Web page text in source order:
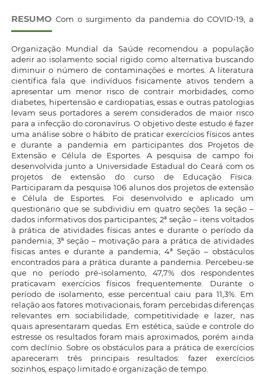
RESUMO Com o surgimento da pandemia do COVID-19, a
Organização Mundial da Saúde recomendou a população
aderir ao isolamento social rígido como alternativa buscando
diminuir o número de contaminações e mortes. A literatura
científica fala que indivíduos fisicamente ativos tendem a
apresentar um menor risco de contrair morbidades, como
diabetes, hipertensão e cardiopatias, essas e outras patologias
levam seus portadores a serem considerados de maior risco
para a infecção do coronavírus. O objetivo deste estudo é fazer
uma análise sobre o hábito de praticar exercícios físicos antes
e durante a pandemia em participantes dos Projetos de
Extensão e Célula de Esportes. A pesquisa de campo foi
desenvolvida junto a Universidade Estadual do Ceará com os
projetos de extensão do curso de Educação Física.
Participaram da pesquisa 106 alunos dos projetos de extensão
e Célula de Esportes. Foi desenvolvido e aplicado um
questionário que se subdividiu em quatro seções: 1a seção –
dados informativos dos participantes; 2ª seção – itens voltados
à prática de atividades físicas antes e durante o período da
pandemia; 3ª seção – motivação para a prática de atividades
físicas antes e durante a pandemia; 4ª Seção – obstáculos
encontrados para a prática durante a pandemia. Percebeu-se
que no período pré-isolamento, 47,7% dos respondentes
praticavam exercícios físicos frequentemente. Durante o
período de isolamento, esse percentual caiu para 11,3%. Em
relação aos fatores motivacionais, foram percebidas diferenças
relevantes em sociabilidade, competitividade e lazer, nas
quais apresentaram quedas. Em estética, saúde e controle do
estresse os resultados foram mais aproximados, porém ainda
com declínio. Sobre os obstáculos para a prática de exercícios
apareceram três principais resultados: fazer exercícios
sozinhos, espaço limitado e organização de tempo.